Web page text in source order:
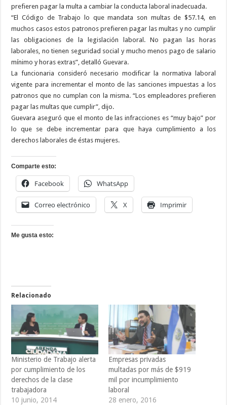
prefieren pagar la multa a cambiar la conducta laboral inadecuada.
“El Código de Trabajo lo que mandata son multas de $57.14, en
muchos casos estos patronos prefieren pagar las multas y no cumplir
las obligaciones de la legislación laboral. No pagan las horas
laborales, no tienen seguridad social y mucho menos pago de salario
mínimo y horas extras”, detalló Guevara.
La funcionaria consideró necesario modificar la normativa laboral
vigente para incrementar el monto de las sanciones impuestas a los
patronos que no cumplan con la misma. “Los empleadores prefieren
pagar las multas que cumplir”, dijo.
Guevara aseguró que el monto de las infracciones es “muy bajo” por
lo que se debe incrementar para que haya cumplimiento a los
derechos laborales de éstas mujeres.
Comparte esto:
Facebook WhatsApp
Correo electrónico X Imprimir
Me gusta esto:
Relacionado
Ministerio de Trabajo alerta
por cumplimiento de los
derechos de la clase
trabajadora
10 junio, 2014
Empresas privadas
multadas por más de $919
mil por incumplimiento
laboral
28 enero, 2016